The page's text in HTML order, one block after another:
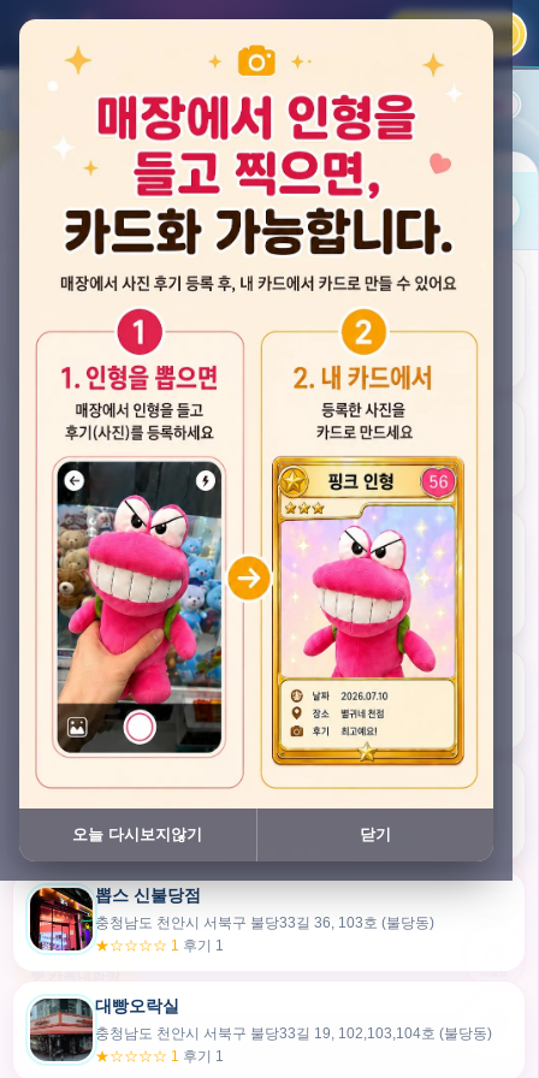
카카오 로그인
평점순 내 주변 즐겨찾기
뽑스 천안 불당점
★★★★☆ 4.2 후기 33
게임플렉스 불당동점
★★★☆☆ 2.5 후기 4
뽑기랜드
★★★★★ 4.7후기 47
픽스팟 불당점
충청남도 천안시 서북구 불당33길 47, 106호 (불당동)
★☆☆☆☆ 1 후기 1
쿠보 신불당점
충청남도 천안시 서북구 불당33길 35, 105호 (불당동)
★★★☆☆ 2.5후기 2
뽑스 신불당점
충청남도 천안시 서북구 불당33길 36, 103호 (불당동)
★☆☆☆☆ 1 후기 1
대빵오락실
충청남도 천안시 서북구 불당33길 19, 102,103,104호 (불당동)
★☆☆☆☆ 1 후기 1
30m
내위치
💬 카톡대화방
오늘 다시보지않기 닫기